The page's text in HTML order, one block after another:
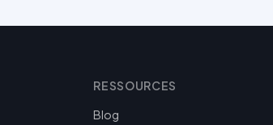
RESSOURCES
Blog